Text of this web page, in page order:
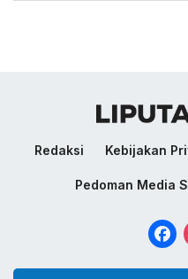
Redaksi Kebijakan
Pedoman Media